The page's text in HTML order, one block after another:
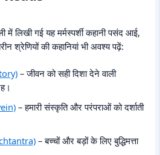
लिखी गई यह मर्मस्पर्शी कहानी पसंद आई,
श्रेणियों की कहानियां भी अवश्य पढ़ें:
– जीवन को सही दिशा देने वाली
– हमारी संस्कृति और परंपराओं को दर्शाती
– बच्चों और बड़ों के लिए बुद्धिमत्ता